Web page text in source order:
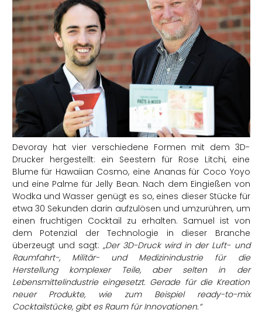
Devoray hat vier verschiedene Formen mit dem 3D-
Drucker hergestellt: ein Seestern für Rose Litchi, eine
Blume für Hawaiian Cosmo, eine Ananas für Coco Yoyo
und eine Palme für Jelly Bean. Nach dem Eingießen von
Wodka und Wasser genügt es so, eines dieser Stücke für
etwa 30 Sekunden darin aufzulösen und umzurühren, um
einen fruchtigen Cocktail zu erhalten. Samuel ist von
dem Potenzial der Technologie in dieser Branche
überzeugt und sagt: „Der 3D-Druck wird in der Luft- und
Raumfahrt-, Militär- und Medizinindustrie für die
Herstellung komplexer Teile, aber selten in der
Lebensmittelindustrie eingesetzt. Gerade für die Kreation
neuer Produkte, wie zum Beispiel ready-to-mix
Cocktailstücke, gibt es Raum für Innovationen.“